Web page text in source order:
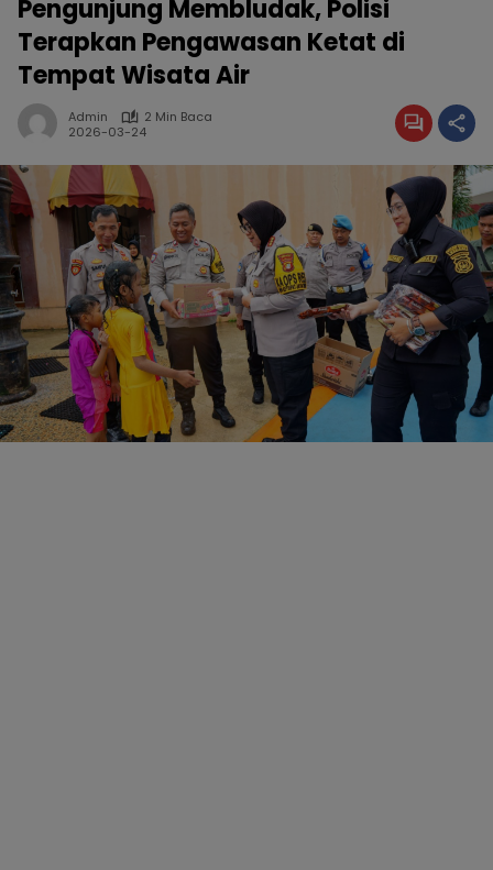
Pengunjung Membludak, Polisi
Terapkan Pengawasan Ketat di
Tempat Wisata Air
Admin
2 Min Baca
2026-03-24